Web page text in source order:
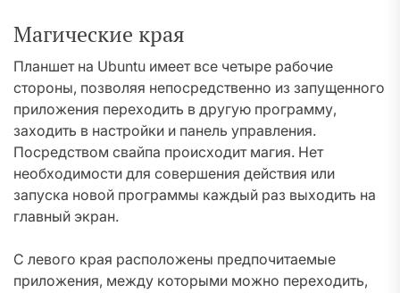
Магические края
Планшет на Ubuntu имеет все четыре рабочие
стороны, позволяя непосредственно из запущенного
приложения переходить в другую программу,
заходить в настройки и панель управления.
Посредством свайпа происходит магия. Нет
необходимости для совершения действия или
запуска новой программы каждый раз выходить на
главный экран.
С левого края расположены предпочитаемые
приложения, между которыми можно переходить,